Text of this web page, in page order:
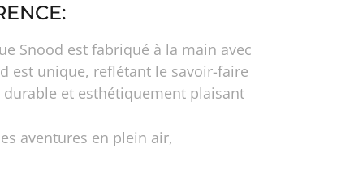
Snood est fabriqué à la main avec
est unique, reflétant le savoir-faire
et esthétiquement plaisant
aventures en plein air,